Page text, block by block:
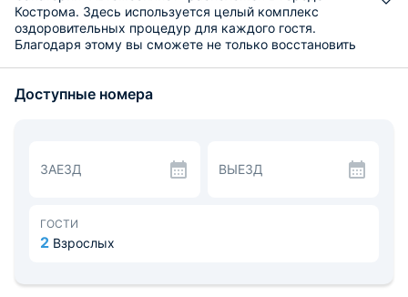
Кострома. Здесь используется целый комплекс
оздоровительных процедур для каждого гостя.
Благодаря этому вы сможете не только восстановить
человек. Номера самые разные, есть как одноместные,
Здесь вам предоставят каждодневное разнообразное
меню, оно удивит вас своими полезными свойствами,
сроки добраться до ближайших мест. Путь до
аэропорта составит около 11 км, а до
Доступные номера
ЗАЕЗД ВЫЕЗД
ГОСТИ
2 Взрослых